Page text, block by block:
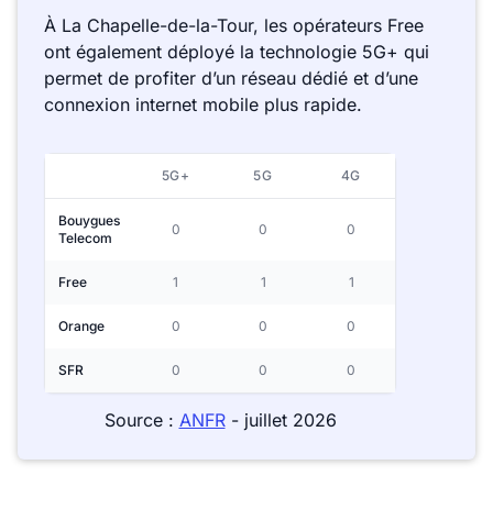
À La Chapelle-de-la-Tour, les opérateurs Free
ont également déployé la technologie 5G+ qui
permet de profiter d’un réseau dédié et d’une
connexion internet mobile plus rapide.
5G+ 5G 4G
Bouygues
Telecom
0 0 0
Free 1 1 1
Orange 0 0 0
SFR 0 0 0
Source : ANFR- juillet 2026